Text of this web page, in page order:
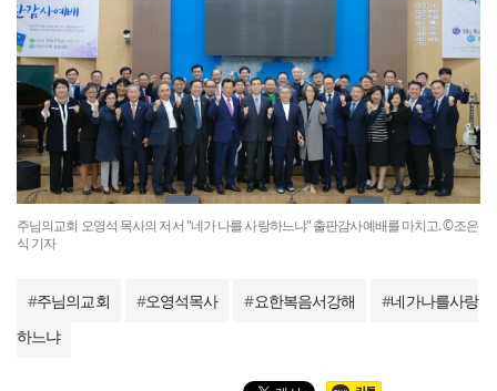
주님의교회 오영석 목사의 저서 "네가 나를 사랑하느냐" 출판감사예배를 마치고. ©조은
식 기자
#주님의교회 #오영석목사 #요한복음서강해 #네가나를사랑
하느냐